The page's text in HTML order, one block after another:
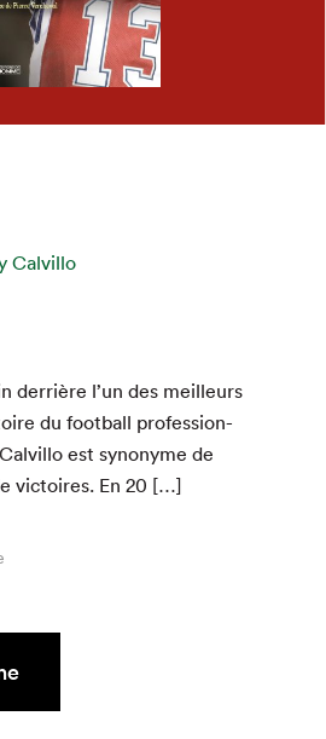
cherchez-vous?
Calvillo
der­rière l’un des meilleurs
du foot­ball pro­fes­sion­
est syn­onyme de
vic­toires. En20 […]